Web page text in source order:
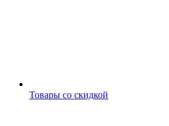
Товары со скидкой